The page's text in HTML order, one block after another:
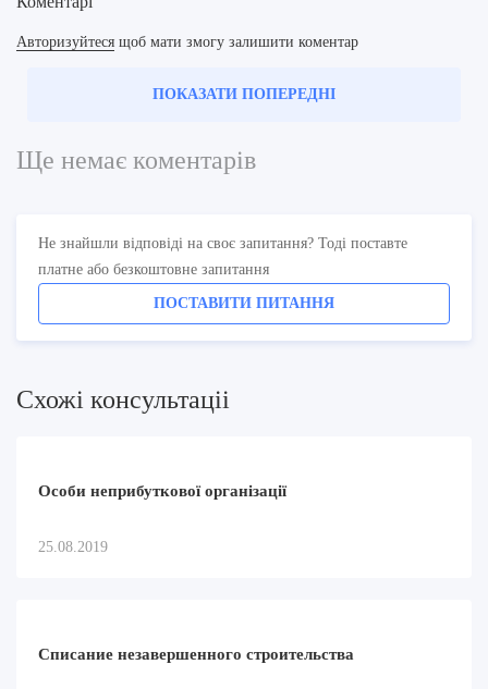
Авторизуйтеся щоб мати змогу залишити коментар
ПОКАЗАТИ ПОПЕРЕДНІ
Ще немає коментарів
Не знайшли відповіді на своє запитання? Тоді поставте
платне або безкоштовне запитання
ПОСТАВИТИ ПИТАННЯ
Схожi консультацii
Особи неприбуткової організації
25.08.2019
Списание незавершенного строительства